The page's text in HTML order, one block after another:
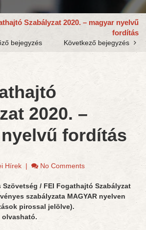
Szabályzat 2020. – magyar nyelvű
fordítás
bejegyzés Következő bejegyzés
2020. –
fordítás
Hírek | No Comments
Szövetség / FEI Fogathajtó Szabályzat
szabályzata MAGYAR nyelven
pirossal jelölve).
olvasható.